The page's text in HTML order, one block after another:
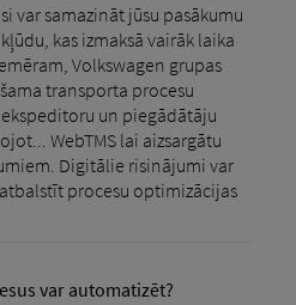
var samazināt jūsu pasākumu
kas izmaksā vairāk laika
Volkswagen grupas
transporta procesu
un piegādātāju
WebTMS lai aizsargātu
Digitālie risinājumi var
procesu optimizācijas
var automatizēt?